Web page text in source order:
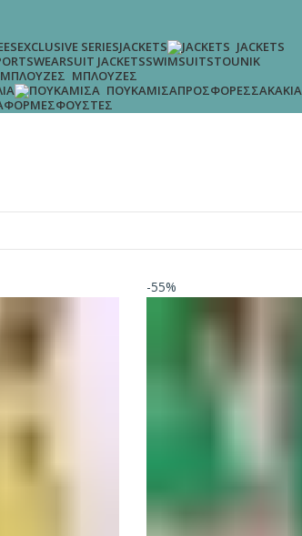
EXCLUSIVE SERIESJACKETS
JACKETS
SUIT JACKETSSWIMSUITSTOUNIK
ΜΠΛΟΎΖΕΣ
ΠΟΥΚΆΜΙΣΑΠΡΟΣΦΟΡΈΣΣΑΚΆΚΙΑ
ΦΌΡΜΕΣΦΟΎΣΤΕΣ
-55%